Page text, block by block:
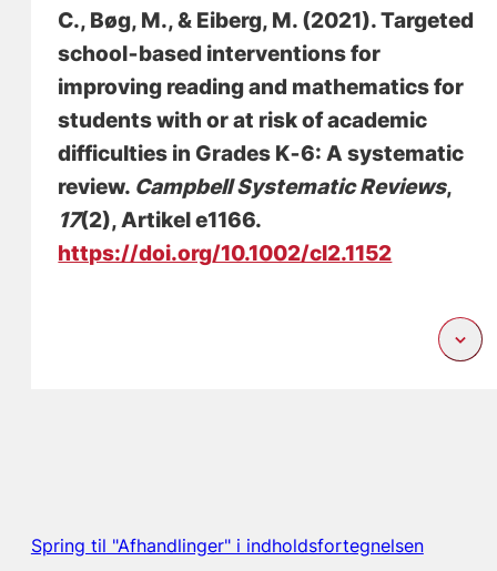
C., Bøg, M., & Eiberg, M. (2021).Targeted
school‐based interventions for
improving reading and mathematics for
students with or at risk of academic
difficulties in Grades K‐6: A systematic
review. Campbell Systematic Reviews,
17(2), Artikel e1166.
https://doi.org/10.1002/cl2.1152
Spring til "Afhandlinger" i indholdsfortegnelsen